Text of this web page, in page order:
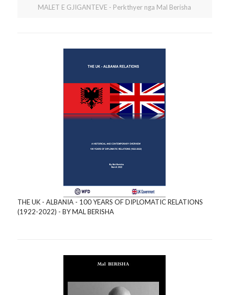
MALET E GJIGANTEVE - Perkthyer nga Mal Berisha
THE UK - ALBANIA - 100 YEARS OF DIPLOMATIC RELATIONS
(1922-2022) - BY MAL BERISHA